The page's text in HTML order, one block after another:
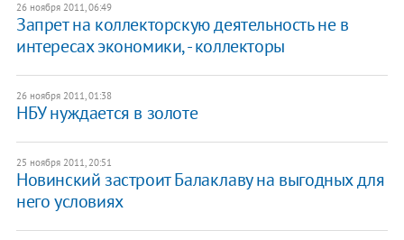
26 ноября 2011, 06:49
​Запрет на коллекторскую деятельность не в
интересах экономики, - коллекторы
26 ноября 2011, 01:38
​НБУ нуждается в золоте
25 ноября 2011, 20:51
Новинский застроит Балаклаву на выгодных для
него условиях